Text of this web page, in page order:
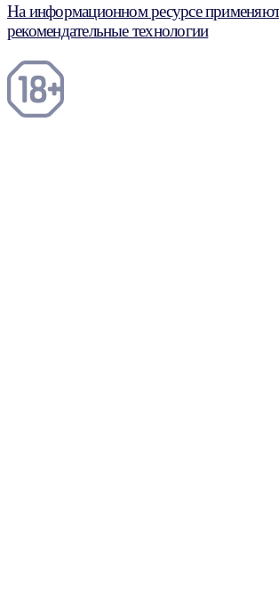
На информационном ресурсе
рекомендательные технологии